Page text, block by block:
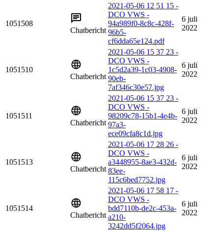
1051508
Chatbericht
2021-05-06 12 51 15 -
DCO VWS -
94a989f0-8c8c-428f-
96b5-
cf6dda65e124.pdf
6 juli
2022
1051510
Chatbericht
2021-05-06 15 37 23 -
DCO VWS -
1c5d2a39-1c03-4908-
90eb-
7af346c30e57.jpg
6 juli
2022
1051511
Chatbericht
2021-05-06 15 37 23 -
DCO VWS -
98209c78-15b1-4e4b-
97a3-
ece09cfa8c1d.jpg
6 juli
2022
1051513
Chatbericht
2021-05-06 17 28 26 -
DCO VWS -
a3448955-8ae3-432d-
83ee-
115c6bed7752.jpg
6 juli
2022
1051514
Chatbericht
2021-05-06 17 58 17 -
DCO VWS -
bdd7110b-de2c-453a-
a210-
3242dd5f2064.jpg
6 juli
2022